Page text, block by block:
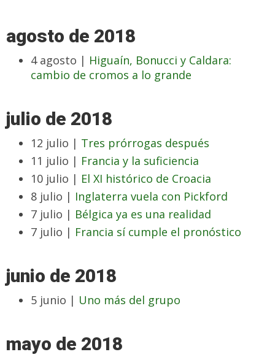
agosto de 2018
4 agosto | Higuaín, Bonucci y Caldara:
cambio de cromos a lo grande
julio de 2018
12 julio | Tres prórrogas después
11 julio | Francia y la suficiencia
10 julio | El XI histórico de Croacia
8 julio | Inglaterra vuela con Pickford
7 julio | Bélgica ya es una realidad
7 julio | Francia sí cumple el pronóstico
junio de 2018
5 junio | Uno más del grupo
mayo de 2018